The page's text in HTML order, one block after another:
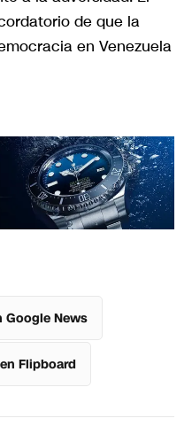
de que la
en Venezuela
Google News
Flipboard